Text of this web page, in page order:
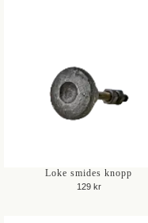
Loke smides knopp
129 kr